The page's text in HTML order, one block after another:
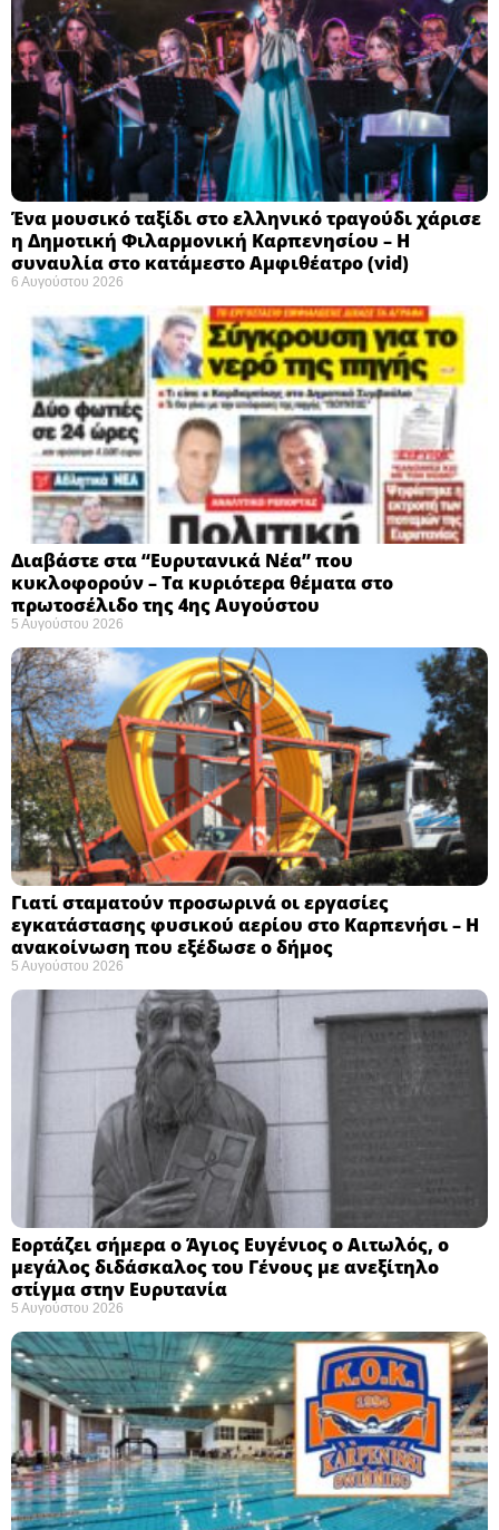
Ένα μουσικό ταξίδι στο ελληνικό τραγούδι χάρισε
η Δημοτική Φιλαρμονική Καρπενησίου – Η
συναυλία στο κατάμεστο Αμφιθέατρο (vid)
6 Αυγούστου 2026
Διαβάστε στα “Ευρυτανικά Νέα” που
κυκλοφορούν – Τα κυριότερα θέματα στο
πρωτοσέλιδο της 4ης Αυγούστου
5 Αυγούστου 2026
Γιατί σταματούν προσωρινά οι εργασίες
εγκατάστασης φυσικού αερίου στο Καρπενήσι – Η
ανακοίνωση που εξέδωσε ο δήμος
5 Αυγούστου 2026
Εορτάζει σήμερα ο Άγιος Ευγένιος ο Αιτωλός, ο
μεγάλος διδάσκαλος του Γένους με ανεξίτηλο
στίγμα στην Ευρυτανία
5 Αυγούστου 2026